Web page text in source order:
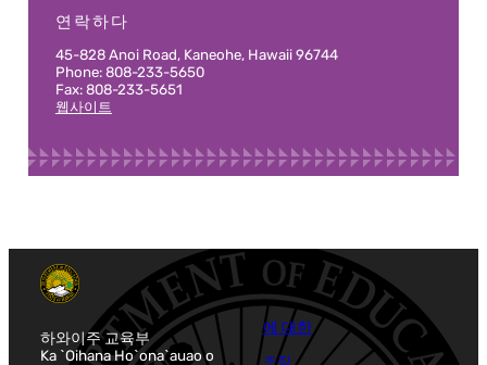
연락하다
45-828 Anoi Road, Kaneohe, Hawaii 96744
Phone: 808-233-5650
Fax: 808-233-5651
웹사이트
하와이주 교육부
Ka `Oihana Ho`ona`auao o
에 대한
조직